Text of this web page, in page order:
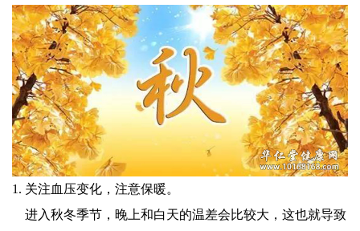
1. 关注血压变化，注意保暖。
进入秋冬季节，晚上和白天的温差会比较大，这也就导致